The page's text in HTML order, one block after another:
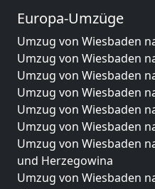
Europa-Umzüge
Umzug von Wiesbaden
Umzug von Wiesbaden
Umzug von Wiesbaden
Umzug von Wiesbaden
Umzug von Wiesbaden
Umzug von Wiesbaden
Umzug von Wiesbaden
und Herzegowina
Umzug von Wiesbaden